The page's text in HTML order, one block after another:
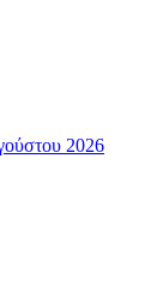
2026